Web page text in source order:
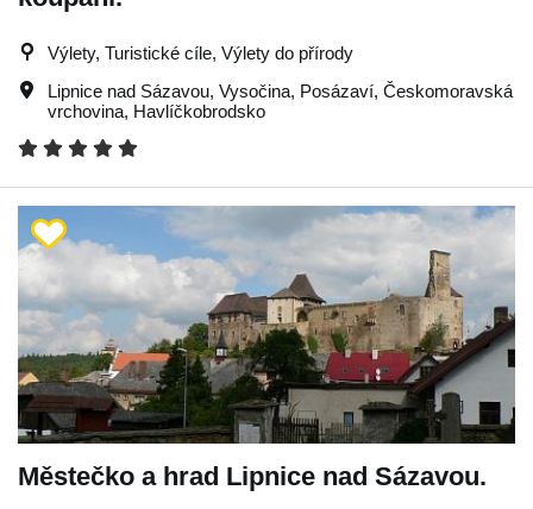
Výlety, Turistické cíle, Výlety do přírody
Lipnice nad Sázavou, Vysočina, Posázaví, Českomoravská
vrchovina, Havlíčkobrodsko
Městečko a hrad Lipnice nad Sázavou.